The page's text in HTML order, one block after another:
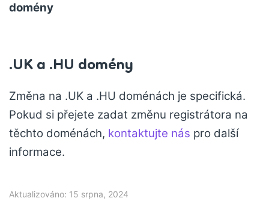
domény
.UK a .HU domény
Změna na .UK a .HU doménách je specifická.
Pokud si přejete zadat změnu registrátora na
těchto doménách, kontaktujte nás pro další
informace.
Aktualizováno: 15 srpna, 2024